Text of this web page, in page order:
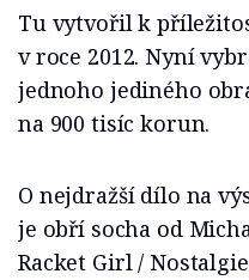
Tu vytvořil k
v roce 2012. Nyní
jednoho jediného
na 900 tisíc korun.
O nejdražší dílo na
je obří socha od
Racket Girl /